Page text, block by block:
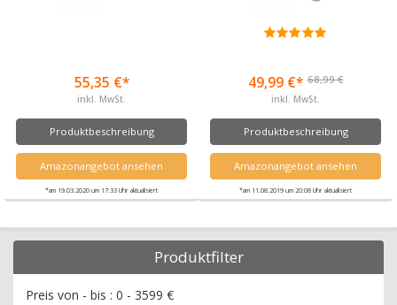
55,35 €*
inkl. MwSt.
Produktbeschreibung
Amazonangebot ansehen
*am 19.03.2020 um 17:33 Uhr aktualisiert
49,99 €* 68,99 €
inkl. MwSt.
Produktbeschreibung
Amazonangebot ansehen
*am 11.08.2019 um 20:08 Uhr aktualisiert
Produktfilter
Preis von - bis : 0 - 3599 €